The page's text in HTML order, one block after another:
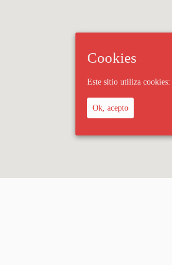
Cookies
Este sitio utiliza cookies:
Ok, acepto